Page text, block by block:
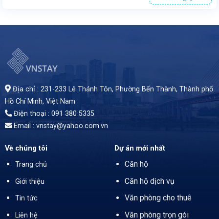
Địa chỉ : 231-233 Lê Thánh Tôn, Phường Bến Thành, Thành phố
Hồ Chí Minh, Việt Nam
Điện thoại : 091 380 5335
Email : vnstay@yahoo.com.vn
Về chúng tôi
Trang chủ
Giới thiệu
Tin tức
Liên hệ
Dự án mới nhất
Căn hộ
Căn hộ dịch vụ
Văn phòng cho thuê
Văn phòng trọn gói